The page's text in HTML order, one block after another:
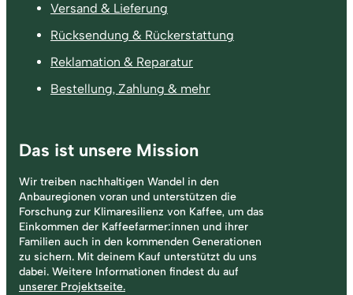
Versand & Lieferung
Rücksendung & Rückerstattung
Reklamation & Reparatur
Bestellung, Zahlung & mehr
Das ist unsere Mission
Wir treiben nachhaltigen Wandel in den
Anbauregionen voran und unterstützen die
Forschung zur Klimaresilienz von Kaffee, um das
Einkommen der Kaffeefarmer:innen und ihrer
Familien auch in den kommenden Generationen
zu sichern. Mit deinem Kauf unterstützt du uns
dabei. Weitere Informationen findest du auf
unserer Projektseite.